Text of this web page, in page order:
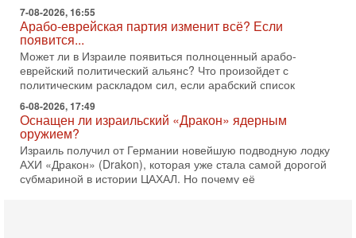
7-08-2026, 16:55
Арабо-еврейская партия изменит всё? Если
появится...
Может ли в Израиле появиться полноценный арабо-
еврейский политический альянс? Что произойдет с
политическим раскладом сил, если арабский список
6-08-2026, 17:49
Оснащен ли израильский «Дракон» ядерным
оружием?
Израиль получил от Германии новейшую подводную лодку
АХИ «Дракон» (Drakon), которая уже стала самой дорогой
субмариной в истории ЦАХАЛ. Но почему её